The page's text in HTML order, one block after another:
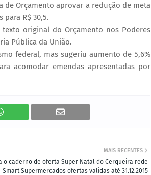
de Orçamento aprovar a redução de meta
R$ 30,5.
original do Orçamento nos Poderes
Pública da União.
federal, mas sugeriu aumento de 5,6%
acomodar emendas apresentadas por
MAIS RECENTES
o caderno de oferta Super Natal do Cerqueira rede
Smart Supermercados ofertas validas até 31.12.2015